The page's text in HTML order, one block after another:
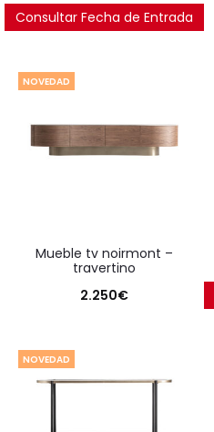
2.892€
Consultar Fecha de Entrada
NOVEDAD
mueble tv noirmont –
travertino
2.250€
NOVEDAD